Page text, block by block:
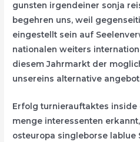
gunsten irgendeiner sonja
begehren uns, weil
eingestellt sein auf
nationalen weiters
diesem Jahrmarkt der
unsereins alternative
Erfolg turnierauftaktes inside
menge interessenten
osteuropa singleborse lablue